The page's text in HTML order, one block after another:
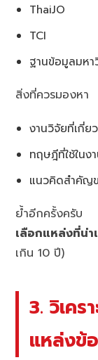
ThaiJO
TCI
ฐานข้อมูลมหา
สิ่งที่ควรมองหา
งานวิจัยที่เกี่ย
ทฤษฎีที่ใช้ในง
แนวคิดสำคัญ
ย้ำอีกครั้งครับ
เลือกแหล่งที่น่า
เกิน 10 ปี)
3. วิเค
แหล่งข้